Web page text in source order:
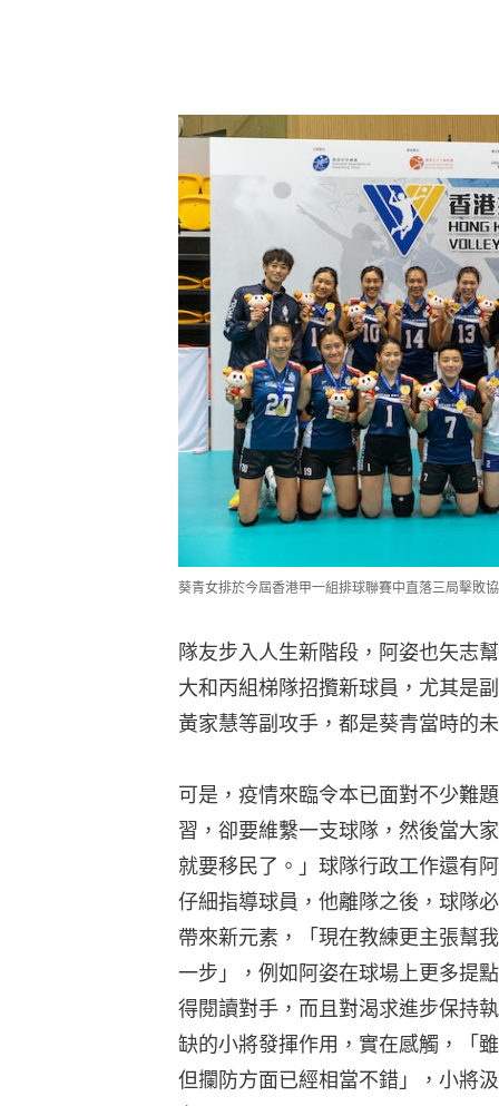
葵青女排於今屆香港甲一組排球聯賽中直落三局擊敗
隊友步入人生新階段，阿姿也矢志
大和丙組梯隊招攬新球員，尤其是
黃家慧等副攻手，都是葵青當時的
可是，疫情來臨令本已面對不少難
習，卻要維繫一支球隊，然後當大
就要移民了。」球隊行政工作還有
仔細指導球員，他離隊之後，球隊
帶來新元素，「現在教練更主張幫
一步」，例如阿姿在球場上更多提
得閱讀對手，而且對渴求進步保持
缺的小將發揮作用，實在感觸，「
但攔防方面已經相當不錯」，小將